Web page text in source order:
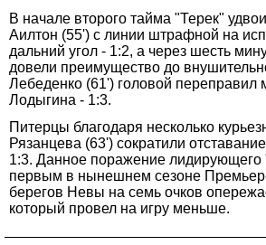
В начале второго тайма "Терек"
Аилтон (55') с линии штрафной на
дальний угол - 1:2, а через шесть
довели преимущество до
Лебеденко (61') головой переправил
Лодыгина - 1:3.
Питерцы благодаря несколько
Рязанцева (63') сократили
1:3. Данное поражение лидирующего
первым в нынешнем сезоне
берегов Невы на семь очков
который провел на игру меньше.